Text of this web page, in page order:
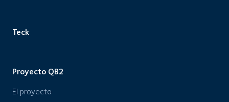
Teck
Proyecto QB2
El proyecto